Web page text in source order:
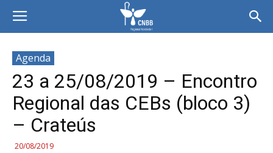
Agenda
23 a 25/08/2019 – Encontro
Regional das CEBs (bloco 3)
– Crateús
20/08/2019